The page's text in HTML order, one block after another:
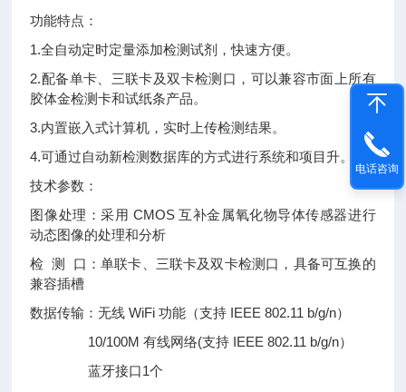
功能特点：
1.全自动定时定量添加检测试剂，快速方便。
2.配备单卡、三联卡及双卡检测口，可以兼容市面上所有
胶体金检测卡和试纸条产品。
3.内置嵌入式计算机，实时上传检测结果。
4.可通过自动新检测数据库的方式进行系统和项目升。
技术参数：
图像处理：采用 CMOS 互补金属氧化物导体传感器进行
动态图像的处理和分析
检 测 口：单联卡、三联卡及双卡检测口，具备可互换的
兼容插槽
数据传输：无线 WiFi 功能（支持 IEEE 802.11 b/g/n）
10/100M 有线网络(支持 IEEE 802.11 b/g/n）
蓝牙接口1个
电话咨询